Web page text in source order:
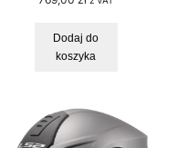
Dodaj do
koszyka